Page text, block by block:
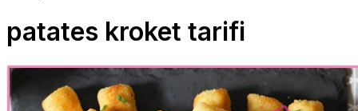
patates kroket tarifi